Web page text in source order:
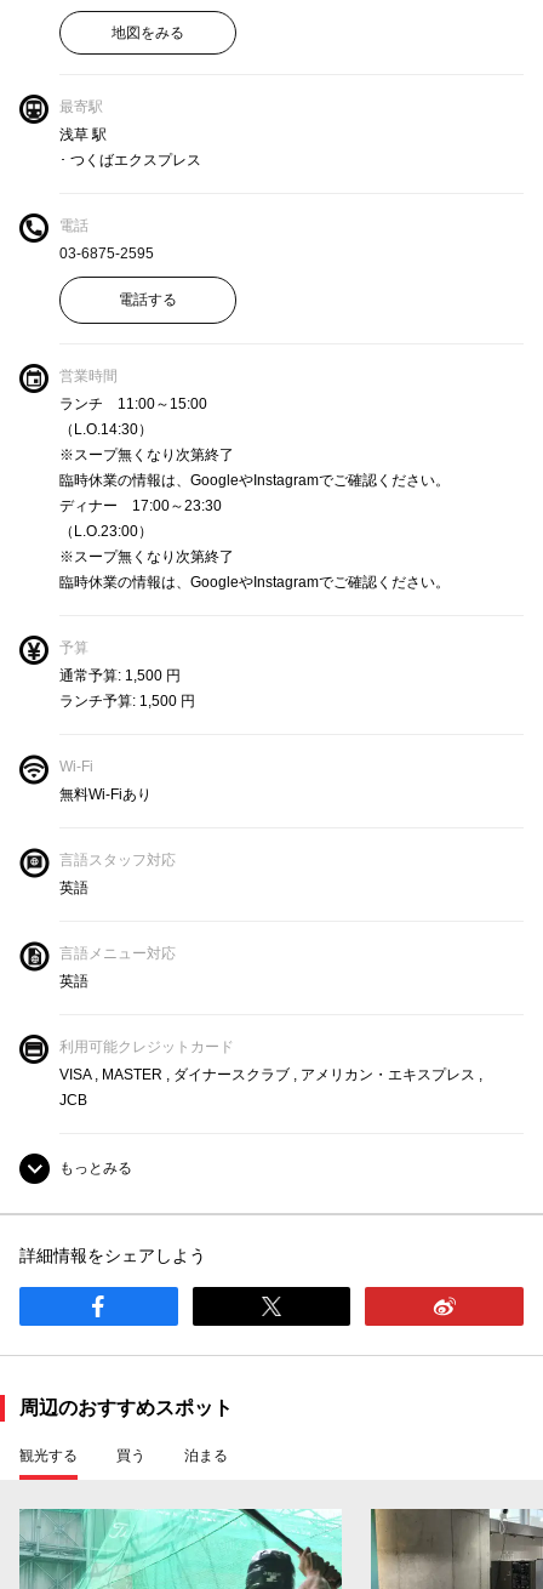
地図をみる
最寄駅
浅草 駅
･ つくばエクスプレス
電話
03-6875-2595
電話する
営業時間
ランチ 11:00～15:00
（L.O.14:30）
※スープ無くなり次第終了
臨時休業の情報は、GoogleやInstagramでご確認ください。
ディナー 17:00～23:30
（L.O.23:00）
※スープ無くなり次第終了
臨時休業の情報は、GoogleやInstagramでご確認ください。
予算
通常予算: 1,500 円
ランチ予算: 1,500 円
Wi-Fi
無料Wi-Fiあり
言語スタッフ対応
英語
言語メニュー対応
英語
利用可能クレジットカード
VISA , MASTER , ダイナースクラブ , アメリカン・エキスプレス ,
JCB
もっとみる
子供入場可能
全面禁煙
詳細情報をシェアしよう
周辺のおすすめスポット
観光する 買う 泊まる